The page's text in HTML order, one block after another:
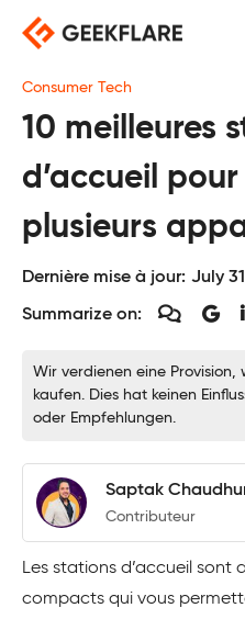
Skip
content
Consumer Tech
10 meilleures
d’accueil
plusieurs
Dernière mise à jour: July
Summarize on:
Wir verdienen eine Provision,
kaufen. Dies hat keinen
oder Empfehlungen.
Saptak
Contributeur
Les stations d’accueil sont
compacts qui vous